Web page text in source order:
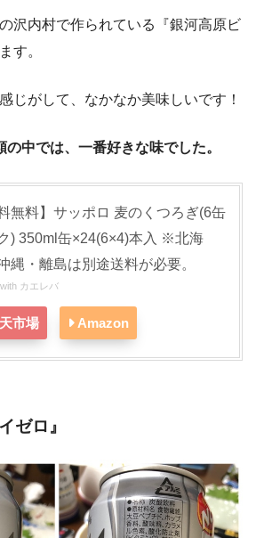
沢内村で作られている『銀河高原ビ
す。
じがして、なかなか美味しいです！
中では、一番好きな味でした。
料無料】サッポロ 麦のくつろぎ(6缶
) 350ml缶×24(6×4)本入 ※北海
縄・離島は別途送料が必要。
カエレバ
市場 Amazon
ロ』